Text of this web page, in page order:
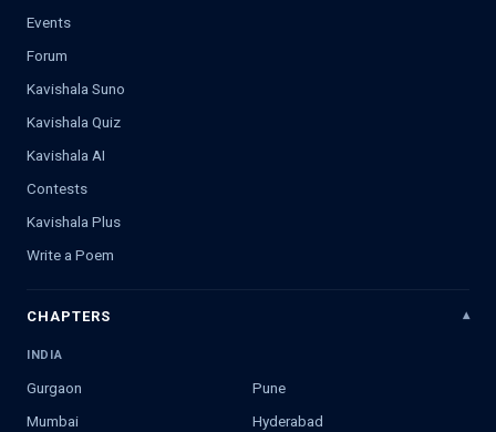
Events
Forum
Kavishala Suno
Kavishala Quiz
Kavishala AI
Contests
Kavishala Plus
Write a Poem
CHAPTERS
INDIA
Gurgaon
Pune
Mumbai
Hyderabad